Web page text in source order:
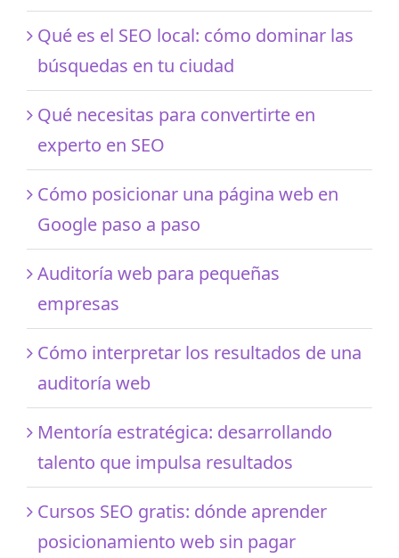
Qué es el SEO local: cómo dominar las
búsquedas en tu ciudad
Qué necesitas para convertirte en
experto en SEO
Cómo posicionar una página web en
Google paso a paso
Auditoría web para pequeñas
empresas
Cómo interpretar los resultados de una
auditoría web
Mentoría estratégica: desarrollando
talento que impulsa resultados
Cursos SEO gratis: dónde aprender
posicionamiento web sin pagar